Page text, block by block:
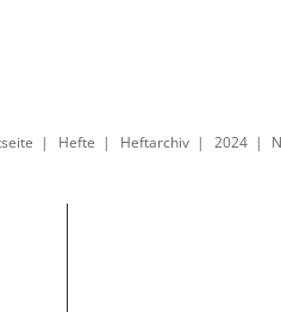
Hefte Heftarchiv 2024